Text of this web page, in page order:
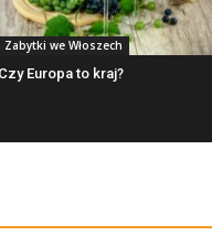
Zabytki we Włoszech
Czy Europa to kraj?